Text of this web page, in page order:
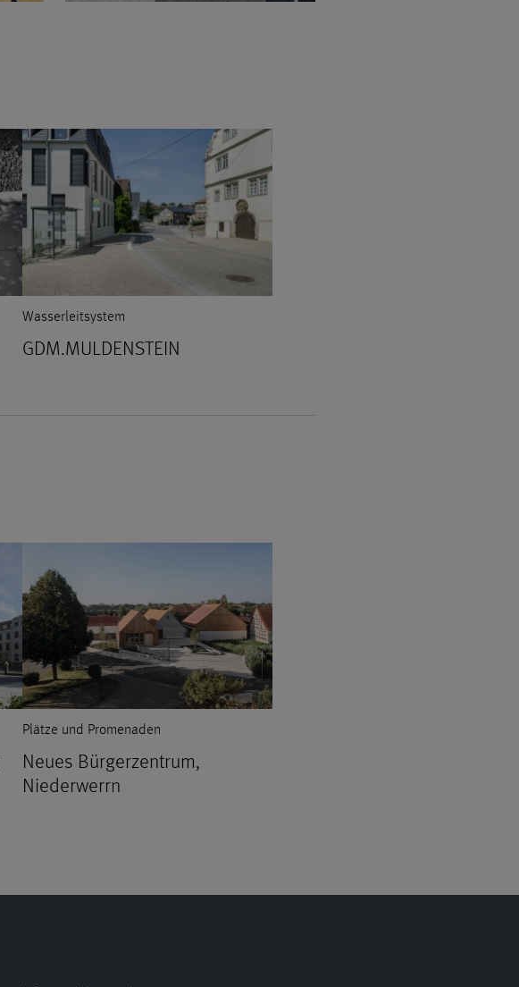
Wasserleitsystem
GDM.MULDENSTEIN
Plätze und Promenaden
Neues Bürgerzentrum,
Niederwerrn